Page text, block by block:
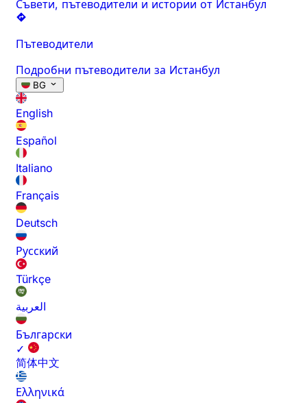
Съвети, пътеводители и истории от Истанбул
Пътеводители
Подробни пътеводители за Истанбул
BG
English
Español
Italiano
Français
Deutsch
Русский
Türkçe
العربية
Български
✓
简体中文
Ελληνικά